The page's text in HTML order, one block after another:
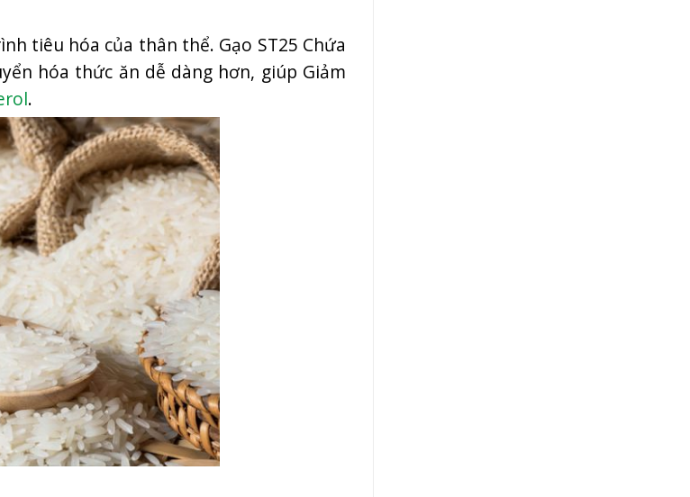
tiêu hóa của thân thể. Gạo ST25 Chứa
hóa thức ăn dễ dàng hơn, giúp Giảm
.